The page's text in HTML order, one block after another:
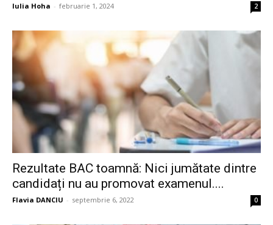
Iulia Hoha - februarie 1, 2024 2
Rezultate BAC toamnă: Nici jumătate dintre
candidați nu au promovat examenul....
Flavia DANCIU - septembrie 6, 2022 0